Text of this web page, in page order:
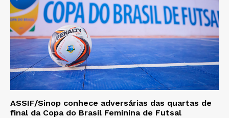
ASSIF/Sinop conhece adversárias das quartas de
final da Copa do Brasil Feminina de Futsal